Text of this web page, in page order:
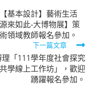
基本設計】藝術生活
來如此-大博物展】策
領域教師報名參加。
下一篇文章
「111學年度社會探究
學線上工作坊」，歡迎
踴躍報名參加。